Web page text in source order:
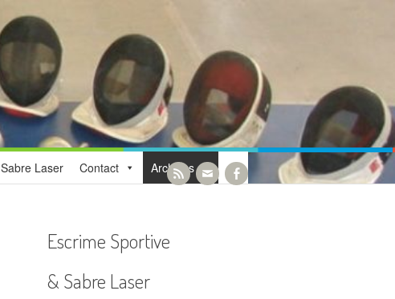
Sabre Laser Contact Archives
Escrime Sportive
& Sabre Laser